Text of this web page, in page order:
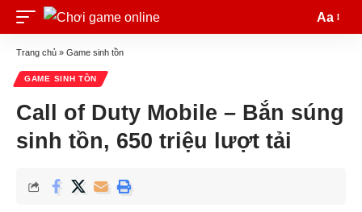
Aa
Trang chủ » Game sinh tồn
GAME SINH TỒN
Call of Duty Mobile – Bắn súng
sinh tồn, 650 triệu lượt tải